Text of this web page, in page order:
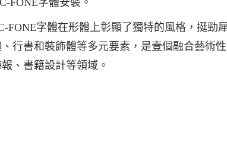
FONE字體安裝。
FONE字體在形體上彰顯了獨特的風格，挺勁
行書和裝飾體等多元要素，是壹個融合藝術
、書籍設計等領域。